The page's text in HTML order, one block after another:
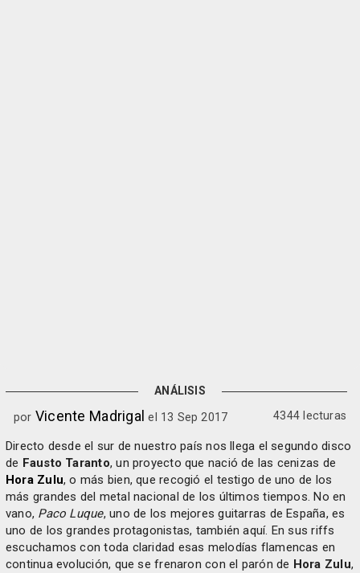
ANÁLISIS
por Vicente Madrigal el 13 Sep 2017 4344 lecturas
Directo desde el sur de nuestro país nos llega el segundo disco
de Fausto Taranto, un proyecto que nació de las cenizas de
Hora Zulu, o más bien, que recogió el testigo de uno de los
más grandes del metal nacional de los últimos tiempos. No en
vano, Paco Luque, uno de los mejores guitarras de España, es
uno de los grandes protagonistas, también aquí. En sus riffs
escuchamos con toda claridad esas melodías flamencas en
continua evolución, que se frenaron con el parón de Hora Zulu,